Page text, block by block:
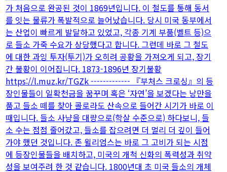
가 처음으로 완공된 것이 1869년입니다. 이 철도를 통해 동서
를 잇는 물류가 폭발적으로 늘어났습니다. 당시 미국 동부에서
는 산업이 빠르게 발달하고 있었고, 각종 기계 부품(벨트 등)으
로 들소 가죽 수요가 상당했다고 합니다. 그런데 바로 그 철도
에 대한 과잉 투자(투기)가 오히려 공황을 가져오게 되고, 장기
간 불황이 이어집니다. 1873-1896년 장기불황
https://l.muz.kr/TGZk ------------- 『부처스 크로싱』의 등
장인물들이 일확천금을 꿈꾸며 혹은 ‘자연’을 보겠다는 낭만을
품고 들소 떼를 찾아 콜로라도 산속으로 들어간 시기가 바로 이
때입니다. 들소 사냥을 대량으로(학살 수준으로) 하다보니, 들
소 수는 점점 줄어갔고, 들소를 잡으려면 더 멀리 더 깊이 들어
가야 했던 것입니다. 존 윌리엄스는 바로 그 고비가 되는 시점
에 등장인물들을 배치하고, 미국의 개척 신화의 폭력성과 취약
성을 보여주려 한 것 같습니다. 1800년대 초 미국 들소의 개체